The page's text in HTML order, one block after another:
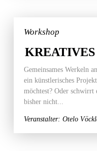
Workshop
Gemeinsames Werkeln
ein künstlerisches
möchtest? Oder
bisher nicht...
Veranstalter: Otelo